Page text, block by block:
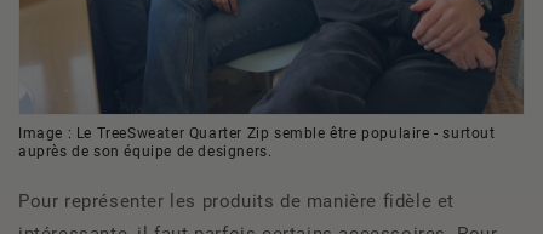
Image : Le TreeSweater Quarter Zip semble être populaire - surtout
auprès de son équipe de designers.
Pour représenter les produits de manière fidèle et